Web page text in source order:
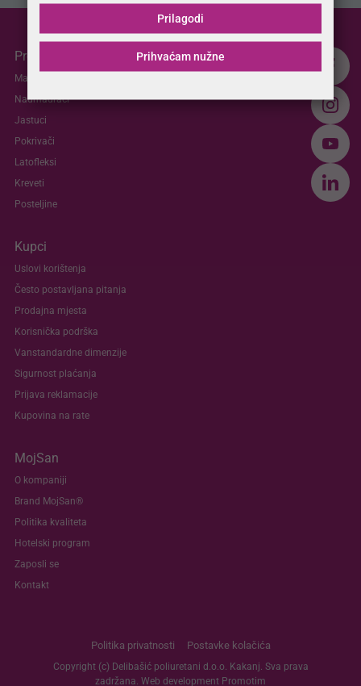
Proizvodi
Madraci
Nadmadraci
Jastuci
Pokrivači
Latofleksi
Kreveti
Posteljine
Kupci
Uslovi korištenja
Često postavljana pitanja
Prodajna mjesta
Korisnička podrška
Vanstandardne dimenzije
Sigurnost plaćanja
Prijava reklamacije
Kupovina na rate
MojSan
O kompaniji
Brand MojSan®
Politika kvaliteta
Hotelski program
Zaposli se
Kontakt
Politika privatnosti Postavke kolačića
Copyright (c) Delibašić poliuretani d.o.o. Kakanj. Sva prava
zadržana. Web development Promotim
Prihvaćam nužne
Prilagodi